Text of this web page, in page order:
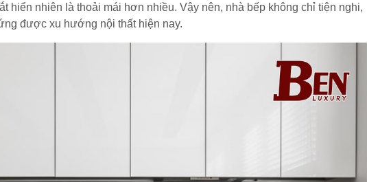
hiển nhiên là thoải mái hơn nhiều. Vậy nên, nhà bếp không chỉ tiện nghi,
được xu hướng nội thất hiện nay.